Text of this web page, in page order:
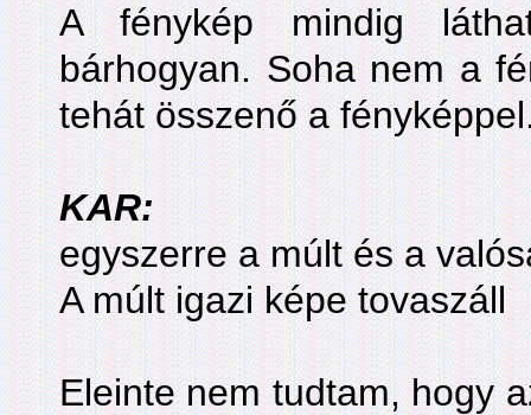
A fénykép mindig
bárhogyan. Soha nem a
tehát összenő a
KAR:
egyszerre a múlt és a
A múlt igazi képe tovaszáll
Eleinte nem tudtam, hogy